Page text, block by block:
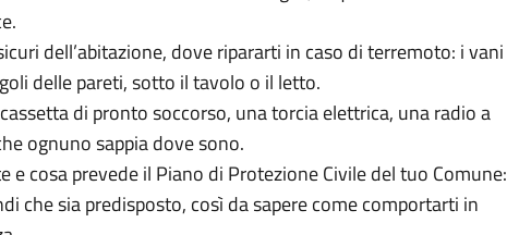
dell’abitazione, dove ripararti in caso di terremoto: i vani
delle pareti, sotto il tavolo o il letto.
di pronto soccorso, una torcia elettrica, una radio a
ognuno sappia dove sono.
e cosa prevede il Piano di Protezione Civile del tuo Comune:
che sia predisposto, così da sapere come comportarti in